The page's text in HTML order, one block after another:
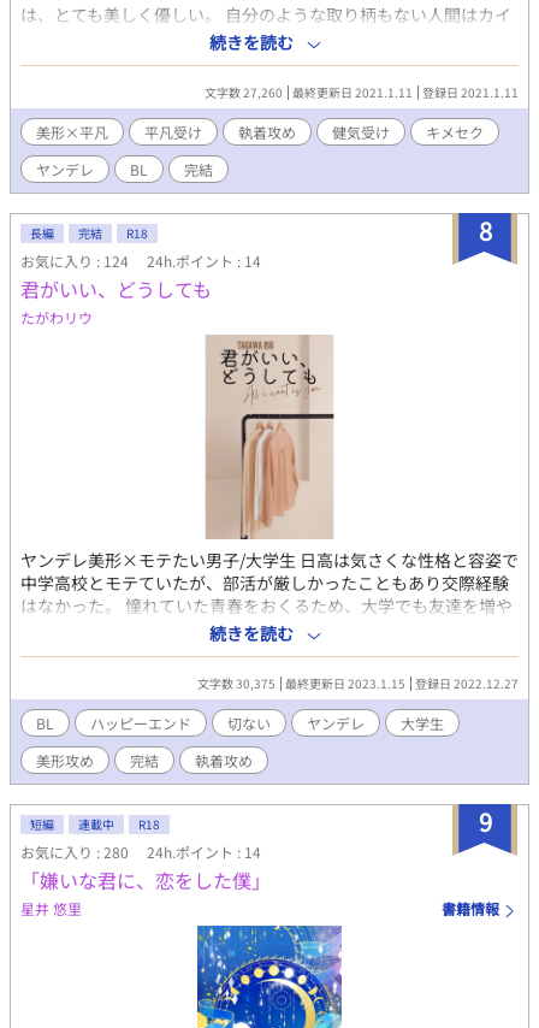
は、とても美しく優しい。 自分のような取り柄もない人間はカイ
に不釣り合いだ、とユイトは内心悩んでいた。 ある高校二年の
冬、二人は図書館で過ごしていた。毎日カイが聞いてくる問い
に、ユイトはその日初めて嘘を吐いた。 もしも親友が主人公に思
いを寄せてたら ユイト 平凡、大人しい カイ 美形、変態、裏表
激しい 今作は個人サイト、各投稿サイトにて掲載しています。
続きを読む
文字数 27,260 最終更新日 2021.1.11 登録日 2021.1.11
美形×平凡 平凡受け 執着攻め 健気受け
キメセク
ヤンデレ
BL 完結
8
長編 完結 R18
お気に入り : 124 24h.ポイント : 14
君がいい、どうしても
たがわリウ
ヤンデレ美形×モテたい男子/大学生 日高は気さくな性格と容姿で
中学高校とモテていたが、部活が厳しかったこともあり交際経験
はなかった。 憧れていた青春をおくるため、大学でも友達を増や
していく。 中学高校のようにモテるキャンパスライフを期待して
いたが、同学年に日高よりも目立つ男子がいた。 いつも一人でい
る男子、広尾は、モデルかと思うほど整った顔立ちで注目を浴び
る。 自分よりもモテる悔しさから、軽い気持ちで広尾を口説いて
みることにした日高。 あしらわれるだけだろうと思っていたが、
広尾は日高に独占欲のようなものを向けはじめ──。
続きを読む
文字数 30,375 最終更新日 2023.1.15 登録日 2022.12.27
BL ハッピーエンド 切ない ヤンデレ
大学生
美形攻め
完結 執着攻め
9
短編 連載中 R18
お気に入り : 280 24h.ポイント : 14
「嫌いな君に、恋をした僕」
星井 悠里 書籍情報